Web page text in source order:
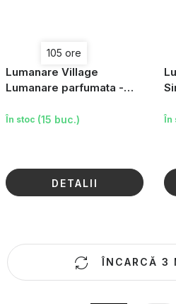
Lumanare Village
Lumanare parfumata -
105 ore
În stoc (15 buc.)
DETALII
În
C
o
ÎNCARCĂ 3